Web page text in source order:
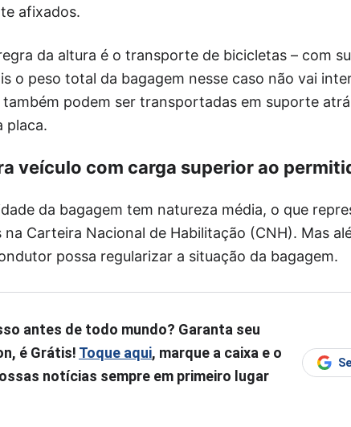
afixados.
da altura é o transporte de bicicletas – com
o peso total da bagagem nesse caso não vai
podem ser transportadas em suporte
placa.
veículo com carga superior ao
da bagagem tem natureza média, o que
Carteira Nacional de Habilitação (CNH). Mas
possa regularizar a situação da bagagem.
antes de todo mundo? Garanta seu
é Grátis! Toque aqui, marque a caixa e o
notícias sempre em primeiro lugar